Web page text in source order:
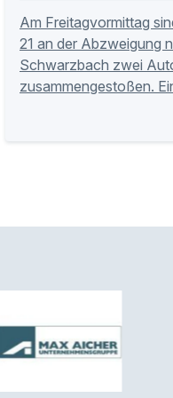
Am Freitagvormittag
21 an der Abzweigung
Schwarzbach zwei
zusammengestoßen.